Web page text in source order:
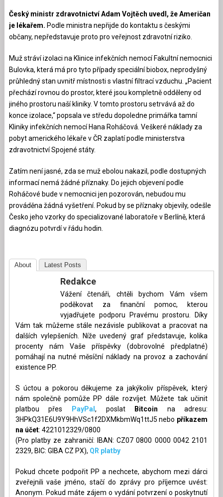
Český ministr zdravotnictví Adam Vojtěch uvedl, že Američan
je lékařem. Podle ministra nepřijde do kontaktu s českými
občany, nepředstavuje proto pro veřejnost zdravotní riziko.
Muž stráví izolaci na Klinice infekčních nemocí Fakultní nemocnici
Bulovka, která má pro tyto případy speciální biobox, neprodyšný
průhledný stan uvnitř místnosti s vlastní filtrací vzduchu. „Pacient
přechází rovnou do prostor, které jsou kompletně odděleny od
jiného prostoru naší kliniky. V tomto prostoru setrvává až do
konce izolace,“ popsala ve středu dopoledne primářka tamní
Kliniky infekčních nemocí Hana Roháčová. Veškeré náklady za
pobyt amerického lékaře v ČR zaplatí podle ministerstva
zdravotnictví Spojené státy.
Zatím není jasné, zda se muž ebolou nakazil, podle dostupných
informací nemá žádné příznaky. Do jejich objevení podle
Roháčové bude v nemocnici jen pozorován, nebudou mu
prováděna žádná vyšetření. Pokud by se příznaky objevily, odešle
Česko jeho vzorky do specializované laboratoře v Berlíně, která
diagnózu potvrdí v řádu hodin.
About Latest Posts
Redakce
Vážení čtenáři, chtěli bychom Vám všem
poděkovat za finanční pomoc, kterou
vyjadřujete podporu Pravému prostoru. Díky
Vám tak můžeme stále nezávisle publikovat a pracovat na
dalších vylepšeních. Níže uvedený graf představuje, kolika
procenty nám Vaše příspěvky (dobrovolné předplatné)
pomáhají na nutné měsíční náklady na provoz a zachování
existence PP.
S úctou a pokorou děkujeme za jakýkoliv příspěvek, který
nám společně pomůže PP dále rozvíjet. Můžete tak učinit
platbou přes
PayPal , poslat Bitcoin na adresu:
3HPkQ31E6U9Y9HhVSc1f2DXMkbmWq1ttJ5 nebo příkazem
na účet: 4221012329/0800
(Pro platby ze zahraničí: IBAN: CZ07 0800 0000 0042 2101
2329, BIC: GIBA CZ PX), QR platby
Pokud chcete podpořit PP a nechcete, abychom mezi dárci
zveřejnili vaše jméno, stačí do zprávy pro příjemce uvést:
Anonym. Pokud máte zájem o vydání potvrzení o poskytnutí